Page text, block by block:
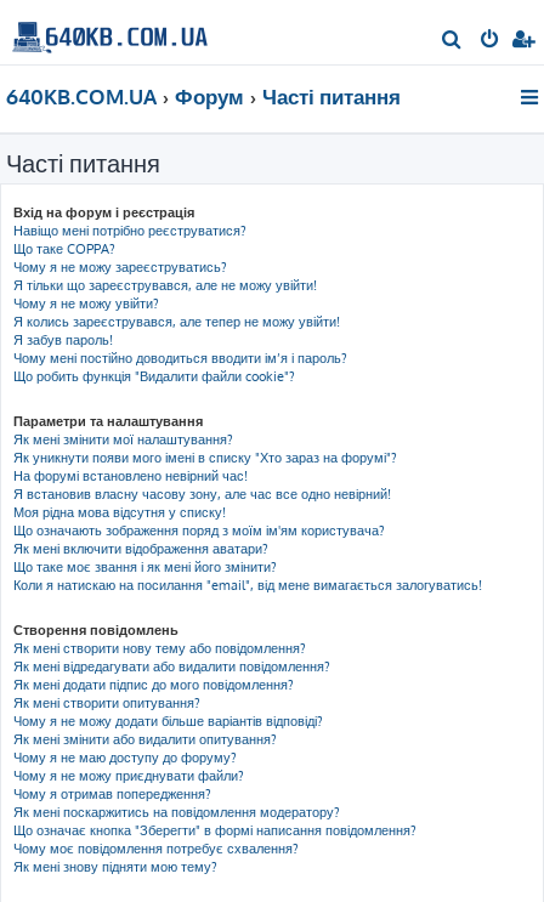
о
640KB.COM.UA Форум Часті питання
Часті питання
Вхід на форум і реєстрація
Навіщо мені потрібно реєструватися?
Що таке COPPA?
Чому я не можу зареєструватись?
Я тільки що зареєструвався, але не можу увійти!
Чому я не можу увійти?
Я колись зареєструвався, але тепер не можу увійти!
Я забув пароль!
Чому мені постійно доводиться вводити ім’я і пароль?
Що робить функція "Видалити файли cookie"?
Параметри та налаштування
Як мені змінити мої налаштування?
Як уникнути появи мого імені в списку "Хто зараз на форумі"?
На форумі встановлено невірний час!
Я встановив власну часову зону, але час все одно невірний!
Моя рідна мова відсутня у списку!
Що означають зображення поряд з моїм ім'ям користувача?
Як мені включити відображення аватари?
Що таке моє звання і як мені його змінити?
Коли я натискаю на посилання "email", від мене вимагається залогуватись!
Створення повідомлень
Як мені створити нову тему або повідомлення?
Як мені відредагувати або видалити повідомлення?
Як мені додати підпис до мого повідомлення?
Як мені створити опитування?
Чому я не можу додати більше варіантів відповіді?
Як мені змінити або видалити опитування?
Чому я не маю доступу до форуму?
Чому я не можу приєднувати файли?
Чому я отримав попередження?
Як мені поскаржитись на повідомлення модератору?
Що означає кнопка "Зберегти" в формі написання повідомлення?
Чому моє повідомлення потребує схвалення?
Як мені знову підняти мою тему?